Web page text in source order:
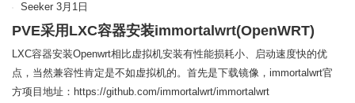
编
硬
Seeker 3月1日
PVE采用LXC容器安装immortalwrt(OpenWRT)
LXC容器安装Openwrt相比虚拟机安装有性能损耗小、启动速度快的优
点，当然兼容性肯定是不如虚拟机的。首先是下载镜像，immortalwrt官
方项目地址：https://github.com/immortalwrt/immortalwrt